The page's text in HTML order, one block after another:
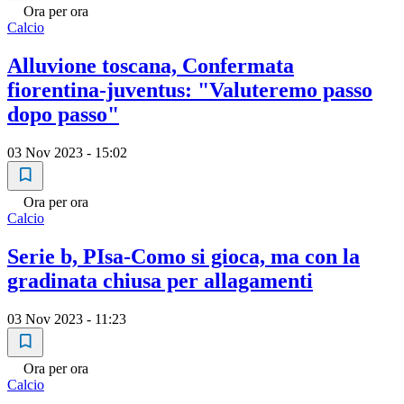
Ora per ora
Calcio
Alluvione toscana, Confermata
fiorentina-juventus: "Valuteremo passo
dopo passo"
03 Nov 2023 - 15:02
Ora per ora
Calcio
Serie b, PIsa-Como si gioca, ma con la
gradinata chiusa per allagamenti
03 Nov 2023 - 11:23
Ora per ora
Calcio